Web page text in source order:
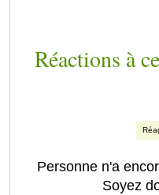
Réactions à
Personne n'a
Soyez